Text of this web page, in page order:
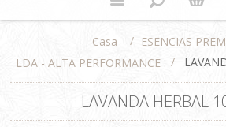
Casa / ESENCIAS
LDA - ALTA PERFORMANCE
/
LAVANDA HERBAL